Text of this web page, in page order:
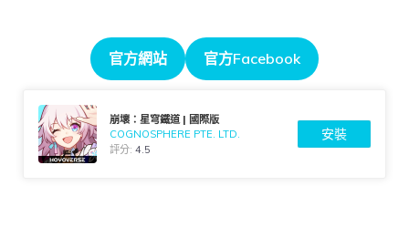
官方網站 官方Facebook
崩壞：星穹鐵道 | 國際版
COGNOSPHERE PTE. LTD.
評分:4.5
安裝